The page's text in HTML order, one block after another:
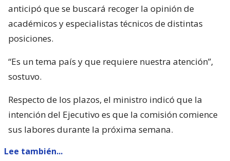
anticipó que se buscará recoger la opinión de
académicos y especialistas técnicos de distintas
posiciones.
“Es un tema país y que requiere nuestra atención”,
sostuvo.
Respecto de los plazos, el ministro indicó que la
intención del Ejecutivo es que la comisión comience
sus labores durante la próxima semana.
Lee también...